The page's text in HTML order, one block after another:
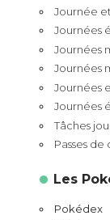
Journée
Journées
Journées
Journées
Journées
Journées
Tâches
Passes
Les
Pokédex